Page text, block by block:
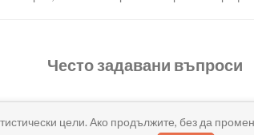
Често задавани въпроси
цели. Ако продължите, без да